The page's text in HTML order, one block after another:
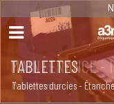
MAINTENANCE -
Maintenance
TABLETTES
Tablettes durcies -